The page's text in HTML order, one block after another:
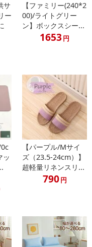
よって実際の明るさや色
あらかじめご了承くださ
された水分は内部まで浸
湿っている場合がござい
サ
ー
【ファミリー(240*2
00)/ライトグリー
ン】ボックスシー...
1653円
ッ
【パープル/Mサイ
ズ（23.5-24cm）】
超軽量リネンスリ...
790円